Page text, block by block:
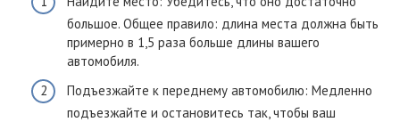
большое. Общее правило: длина места должна быть
примерно в 1,5 раза больше длины вашего
автомобиля.
Подъезжайте к переднему автомобилю: Медленно
подъезжайте и остановитесь так, чтобы ваш